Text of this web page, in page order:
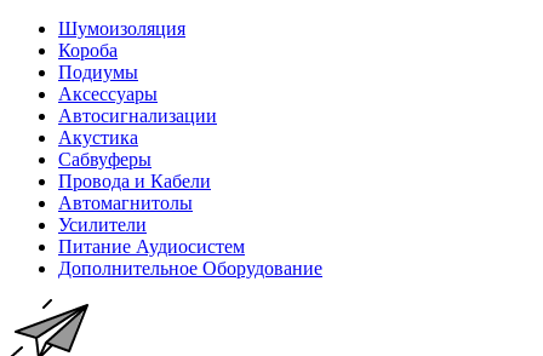
Шумоизоляция
Короба
Подиумы
Аксессуары
Автосигнализации
Акустика
Сабвуферы
Провода и Кабели
Автомагнитолы
Усилители
Питание Аудиосистем
Дополнительное Оборудование